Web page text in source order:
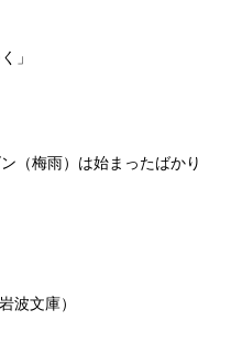
」
（梅雨）は始まったばかり
波文庫）